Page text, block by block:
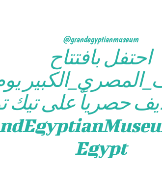
@grandegyptianmuseum
احتفل بافتتاح
حصرياً على تيك
Egypt